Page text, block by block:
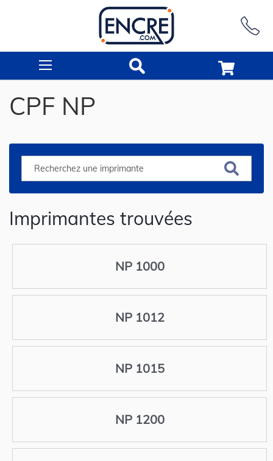
CPF NP
Imprimantes trouvées
NP 1000
NP 1012
NP 1015
NP 1200